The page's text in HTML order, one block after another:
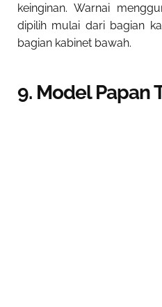
keinginan. Warnai
dipilih mulai dari bagian
bagian kabinet bawah.
9. Model Papan